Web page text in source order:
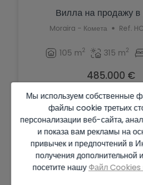
Вилла на продажу в
Moraira - Комета Ref.
105 m2 315 m2
485.000 €
Мы используем собственные
файлы cookie третьих
персонализации веб-сайта,
и показа вам рекламы на
привычек и предпочтений в
получения
посетите нашуФайл